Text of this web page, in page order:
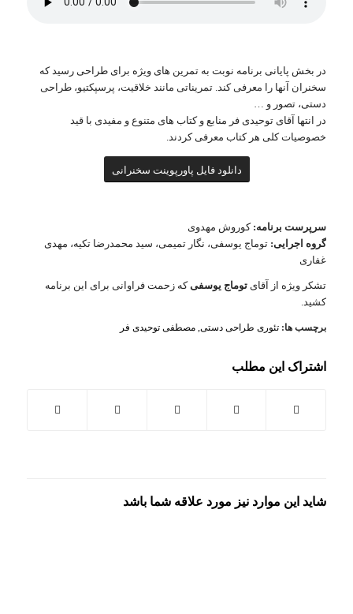
در بخش پایانی برنامه نوبت به تمرین های ویژه برای طراحی رسید که
سخنران آنها را معرفی کند. تمریناتی مانند خلاقیت، پرسپکتیو، طراحی
دستی، تصور و …
در انتها آقای توحیدی فر منابع و کتاب های متنوع و مفیدی با قید
خصوصیات کلی هر کتاب معرفی کردند.
دانلود فایل پاورپوینت سخنرانی
سرپرست برنامه: کوروش مهدوی
گروه اجرایی: توماج یوسفی، نگار تمیمی، سید محمدرضا تکیه، مهدی
غفاری
تشکر ویژه از آقای توماج یوسفیکه زحمت فراوانی برای این برنامه
کشید.
برچسب ها: تئوری طراحی دستی, مصطفی توحیدی فر
اشتراک این مطلب
شاید این موارد نیز مورد علاقه شما باشد